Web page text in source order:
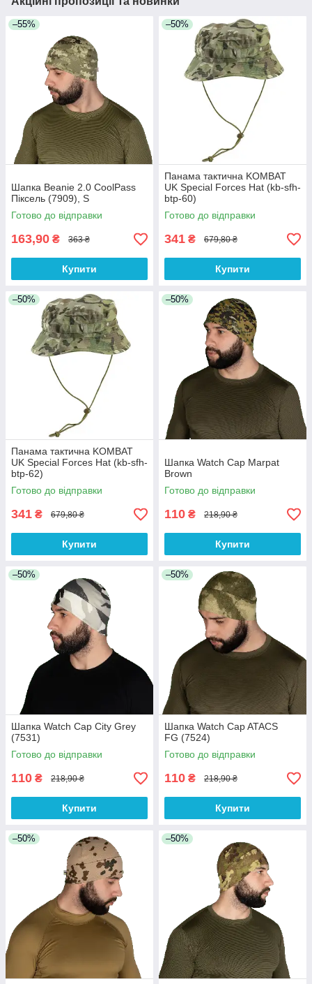
–55%
Шапка Beanie 2.0 CoolPass
Піксель (7909), S
Готово до відправки
163,90 ₴ 363 ₴
Купити
–50%
Панама тактична KOMBAT
UK Special Forces Hat (kb-sfh-
btp-60)
Готово до відправки
341 ₴ 679,80 ₴
Купити
–50%
Панама тактична KOMBAT
UK Special Forces Hat (kb-sfh-
btp-62)
Готово до відправки
341 ₴ 679,80 ₴
Купити
–50%
Шапка Watch Cap Marpat
Brown
Готово до відправки
110 ₴ 218,90 ₴
Купити
–50%
Шапка Watch Cap City Grey
(7531)
Готово до відправки
110 ₴ 218,90 ₴
Купити
–50%
Шапка Watch Cap ATACS
FG (7524)
Готово до відправки
110 ₴ 218,90 ₴
Купити
–50% –50%